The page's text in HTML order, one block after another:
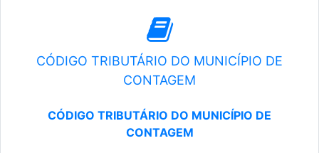
CÓDIGO TRIBUTÁRIO DO MUNICÍPIO DE
CONTAGEM
CÓDIGO TRIBUTÁRIO DO MUNICÍPIO DE
CONTAGEM